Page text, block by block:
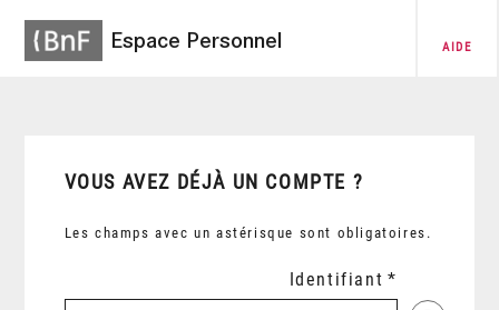
Espace Personnel AIDE
VOUS AVEZ DÉJÀ UN COMPTE ?
Les champs avec un astérisque sont obligatoires.
Identifiant